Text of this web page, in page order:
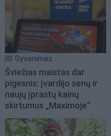
Gyvenimas
Šviežias maistas dar
pigesnis: įvardijo senų ir
naujų įprastų kainų
skirtumus „Maximoje“